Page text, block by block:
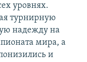
уровнях.
турнирную
надежду на
мира, а
и